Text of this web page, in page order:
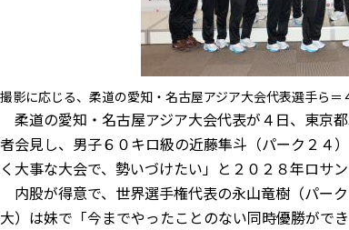
撮影に応じる、柔道の愛知・名古屋アジア大会代表選手ら＝
柔道の愛知・名古屋アジア大会代表が４日、東京
者会見し、男子６０キロ級の近藤隼斗（パーク２４
く大事な大会で、勢いづけたい」と２０２８年ロサ
内股が得意で、世界選手権代表の永山竜樹（パー
大）は妹で「今までやったことのない同時優勝がで